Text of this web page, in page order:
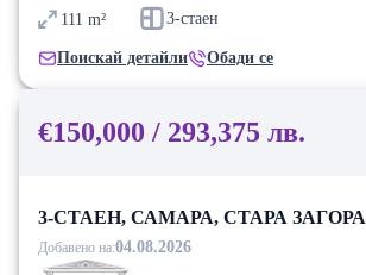
111 m² 3-стаен
Поискай детайли Обади се
€150,000 / 293,375 лв.
3-СТАЕН, САМАРА, СТАРА ЗАГОРА
Добавено на:04.08.2026